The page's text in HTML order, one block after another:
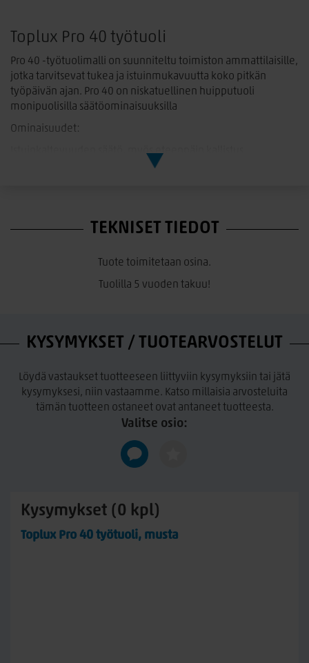
Toplux Pro 40 työtuoli
Pro 40 -työtuolimalli on suunniteltu toimiston ammattilaisille,
jotka tarvitsevat tukea ja istuinmukavuutta koko pitkän
työpäivän ajan. Pro 40 on niskatuellinen huipputuoli
monipuolisilla säätöominaisuuksilla
Ominaisuudet:
Istuinkaltevuuden säätö, myös eteenpäin kallistus
Korkeus- ja syvyyssuunnassa säädettävä niskatuki
Selkänojan korkeussäätö liftup mekanismilla
Jalkaristikon halkaisija: 72 cm
Istuimen korkeus: 46-61 cm
Istuimen leveys: 51 cm
Selkänojan korkeus: 54 cm
Selkänojan leveys: 47 cm
Käsinojien leveyden säätövara: 4,5 cm
Käsinojien korkeuden säätövara: 6 cm
TEKNISET TIEDOT
Tuote toimitetaan osina.
Tuolilla 5 vuoden takuu!
KYSYMYKSET / TUOTEARVOSTELUT
Löydä vastaukset tuotteeseen liittyviin kysymyksiin tai jätä
kysymyksesi, niin vastaamme. Katso millaisia arvosteluita
tämän tuotteen ostaneet ovat antaneet tuotteesta.
Valitse osio:
Kysymykset (0 kpl)
Toplux Pro 40 työtuoli, musta